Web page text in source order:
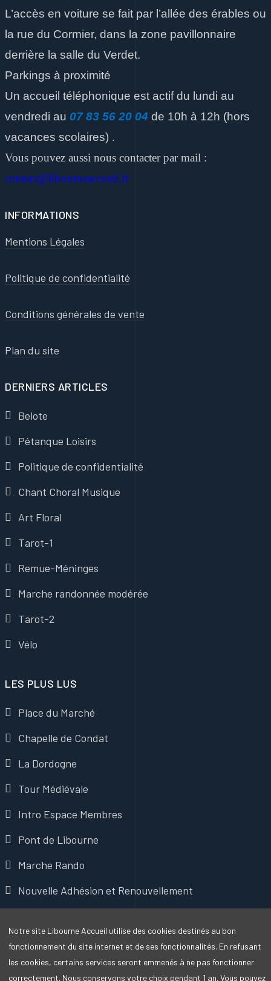
L’accès en voiture se fait par l’allée des érables ou
la rue du Cormier, dans la zone pavillonnaire
derrière la salle du Verdet.
Parkings à proximité
Un accueil téléphonique est actif du lundi au
vendredi au 07 83 56 20 04 de 10h à 12h (hors
vacances scolaires) .
Vous pouvez aussi nous contacter par mail :
contact@libourneaccueil.fr
INFORMATIONS
Mentions Légales
Politique de confidentialité
Conditions générales de vente
Plan du site
DERNIERS ARTICLES
Belote
Pétanque Loisirs
Politique de confidentialité
Chant Choral Musique
Art Floral
Tarot-1
Remue-Méninges
Marche randonnée modérée
Tarot-2
Vélo
LES PLUS LUS
Place du Marché
Chapelle de Condat
La Dordogne
Tour Médiévale
Intro Espace Membres
Pont de Libourne
Marche Rando
Nouvelle Adhésion et Renouvellement
Mentions Légales
Notre site Libourne Accueil utilise des cookies destinés au bon
fonctionnement du site internet et de ses fonctionnalités. En refusant
les cookies, certains services seront emmenés à ne pas fonctionner
correctement. Nous conservons votre choix pendant 1 an. Vous pouvez